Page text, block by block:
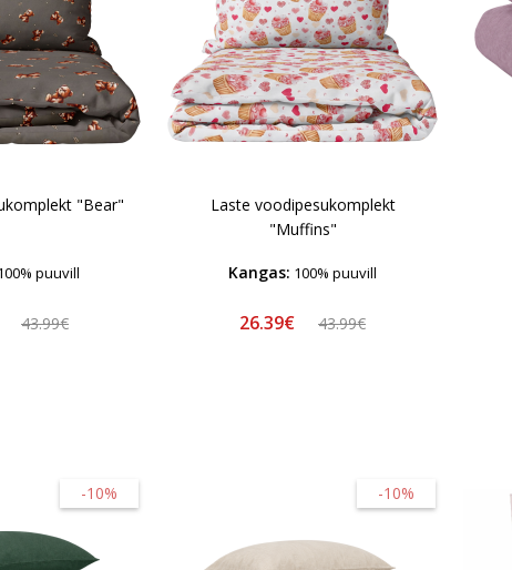
"Bear"
puuvill
43.99€
Laste voodipesukomplekt
"Muffins"
Kangas: 100% puuvill
26.39€ 43.99€
-10% -10%